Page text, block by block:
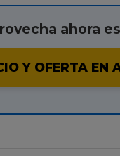
ahora
Y OFERTA EN